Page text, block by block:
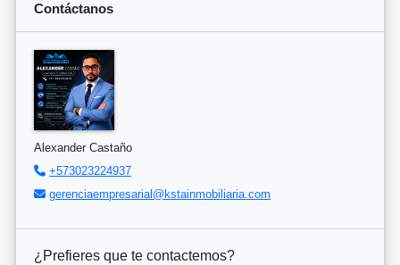
Contáctanos
Alexander Castaño
+573023224937
gerenciaempresarial@kstainmobiliaria.com
¿Prefieres que te contactemos?